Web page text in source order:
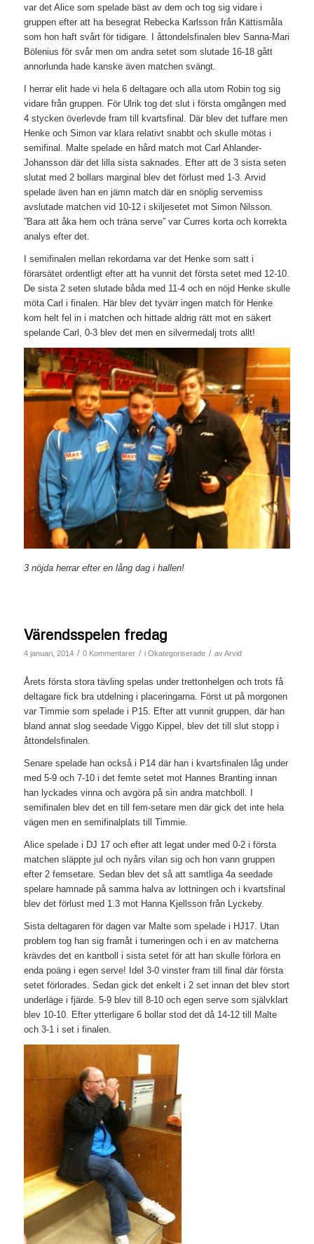
var det Alice som spelade bäst av dem och tog sig vidare i
gruppen efter att ha besegrat Rebecka Karlsson från Kättismåla
som hon haft svårt för tidigare. I åttondelsfinalen blev Sanna-Mari
Bölenius för svår men om andra setet som slutade 16-18 gått
annorlunda hade kanske även matchen svängt.
I herrar elit hade vi hela 6 deltagare och alla utom Robin tog sig
vidare från gruppen. För Ulrik tog det slut i första omgången med
4 stycken överlevde fram till kvartsfinal. Där blev det tuffare men
Henke och Simon var klara relativt snabbt och skulle mötas i
semifinal. Malte spelade en hård match mot Carl Ahlander-
Johansson där det lilla sista saknades. Efter att de 3 sista seten
slutat med 2 bollars marginal blev det förlust med 1-3. Arvid
spelade även han en jämn match där en snöplig servemiss
avslutade matchen vid 10-12 i skiljesetet mot Simon Nilsson.
”Bara att åka hem och träna serve” var Curres korta och korrekta
analys efter det.
I semifinalen mellan rekordarna var det Henke som satt i
förarsätet ordentligt efter att ha vunnit det första setet med 12-10.
De sista 2 seten slutade båda med 11-4 och en nöjd Henke skulle
möta Carl i finalen. Här blev det tyvärr ingen match för Henke
kom helt fel in i matchen och hittade aldrig rätt mot en säkert
spelande Carl, 0-3 blev det men en silvermedalj trots allt!
3 nöjda herrar efter en lång dag i hallen!
Värendsspelen fredag
4 januari, 2014 / 0 Kommentarer / i Okategoriserade / avArvid
Årets första stora tävling spelas under trettonhelgen och trots få
deltagare fick bra utdelning i placeringarna. Först ut på morgonen
var Timmie som spelade i P15. Efter att vunnit gruppen, där han
bland annat slog seedade Viggo Kippel, blev det till slut stopp i
åttondelsfinalen.
Senare spelade han också i P14 där han i kvartsfinalen låg under
med 5-9 och 7-10 i det femte setet mot Hannes Branting innan
han lyckades vinna och avgöra på sin andra matchboll. I
semifinalen blev det en till fem-setare men där gick det inte hela
vägen men en semifinalplats till Timmie.
Alice spelade i DJ 17 och efter att legat under med 0-2 i första
matchen släppte jul och nyårs vilan sig och hon vann gruppen
efter 2 femsetare. Sedan blev det så att samtliga 4a seedade
spelare hamnade på samma halva av lottningen och i kvartsfinal
blev det förlust med 1.3 mot Hanna Kjellsson från Lyckeby.
Sista deltagaren för dagen var Malte som spelade i HJ17. Utan
problem tog han sig framåt i turneringen och i en av matcherna
krävdes det en kantboll i sista setet för att han skulle förlora en
enda poäng i egen serve! Idel 3-0 vinster fram till final där första
setet förlorades. Sedan gick det enkelt i 2 set innan det blev stort
underläge i fjärde. 5-9 blev till 8-10 och egen serve som självklart
blev 10-10. Efter ytterligare 6 bollar stod det då 14-12 till Malte
och 3-1 i set i finalen.